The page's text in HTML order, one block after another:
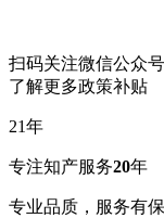
扫码关注微信公众号
了解更多政策补贴
21年
专注知产服务20年
专业品质，服务有